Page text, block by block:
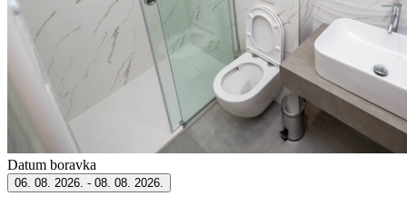
Datum boravka
06. 08. 2026. - 08. 08. 2026.